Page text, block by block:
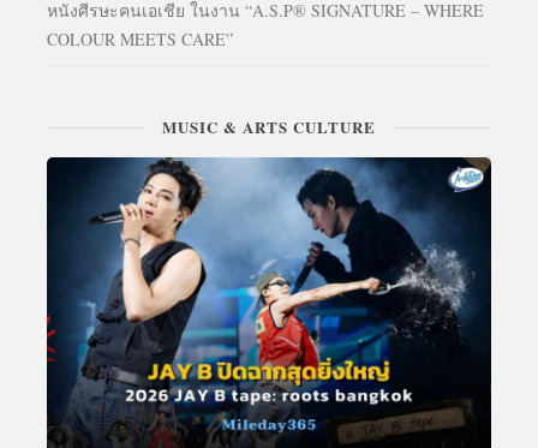
หนังศีรษะคนเอเชีย ในงาน “A.S.P® SIGNATURE – WHERE
COLOUR MEETS CARE”
MUSIC & ARTS CULTURE